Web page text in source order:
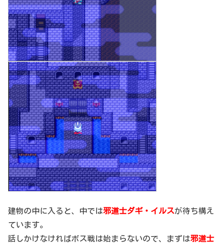
建物の中に入ると、中では邪道士ダギ・イルスが待ち構え
ています。
話しかけなければボス戦は始まらないので、まずは邪道士